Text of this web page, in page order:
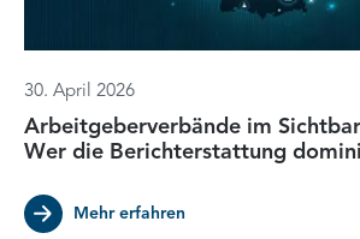
30. April 2026
Arbeitgeberverbände im
Wer die Berichterstattung
Mehr erfahren